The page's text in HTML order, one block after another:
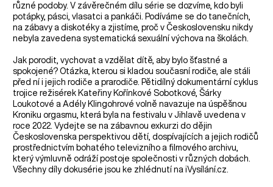
různé podoby. V závěrečném dílu série se dozvíme, kdo byli
potápky, pásci, vlasatci a pankáči. Podíváme se do tanečních,
na zábavy a diskotéky a zjistíme, proč v Československu nikdy
nebyla zavedena systematická sexuální výchova na školách.
Jak porodit, vychovat a vzdělat dítě, aby bylo šťastné a
spokojené? Otázka, kterou si kladou současní rodiče, ale stáli
před ní i jejich rodiče a prarodiče. Pětidílný dokumentární cyklus
trojice režisérek Kateřiny Kořínkové Sobotkové, Šárky
Loukotové a Adély Klingohrové volně navazuje na úspěšnou
Kroniku orgasmu, která byla na festivalu v Jihlavě uvedena v
roce 2022. Vydejte se na zábavnou exkurzi do dějin
Československa perspektivou dětí, dospívajících a jejich rodičů
prostřednictvím bohatého televizního a filmového archivu,
který výmluvně odráží postoje společnosti v různých dobách.
Všechny díly dokusérie jsou ke zhlédnutí na iVysílání.cz.